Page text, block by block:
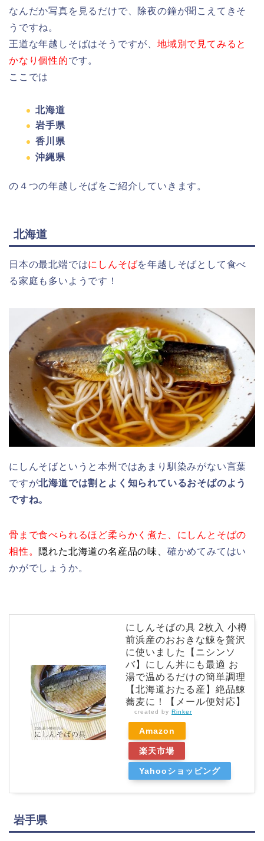
なんだか写真を見るだけで、除夜の鐘が聞こえてきそ
うですね。
王道な年越しそばはそうですが、地域別で見てみると
かなり個性的です。
ここでは
北海道
岩手県
香川県
沖縄県
の４つの年越しそばをご紹介していきます。
北海道
日本の最北端ではにしんそばを年越しそばとして食べ
る家庭も多いようです！
にしんそばというと本州ではあまり馴染みがない言葉
ですが北海道では割とよく知られているおそばのよう
ですね。
骨まで食べられるほど柔らかく煮た、にしんとそばの
相性。 隠れた北海道の名産品の味、 確かめてみてはい
かがでしょうか。
にしんそばの具 2枚入 小樽
前浜産のおおきな鰊を贅沢
に使いました【ニシンソ
バ】にしん丼にも最適 お
湯で温めるだけの簡単調理
【北海道おたる産】絶品鰊
蕎麦に！【メール便対応】
created by Rinker
Amazon
楽天市場
Yahooショッピング
岩手県